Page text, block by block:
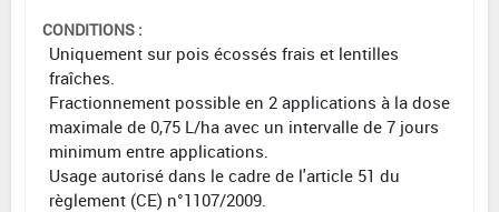
CONDITIONS :
Uniquement sur pois écossés frais et lentilles
fraîches.
Fractionnement possible en 2 applications à la dose
maximale de 0,75 L/ha avec un intervalle de 7 jours
minimum entre applications.
Usage autorisé dans le cadre de l'article 51 du
règlement (CE) n°1107/2009.